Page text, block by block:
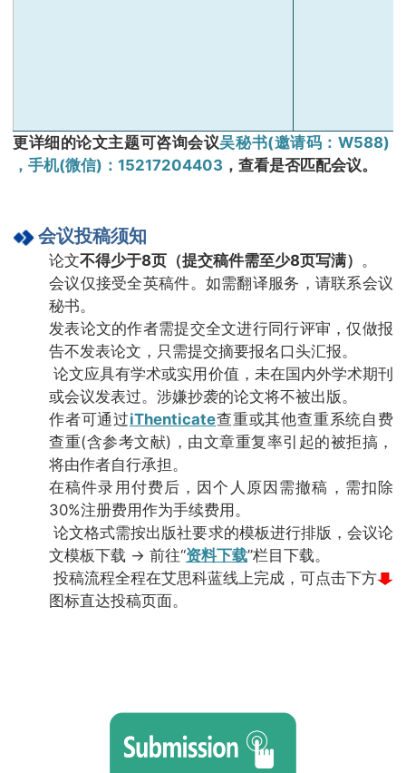
更详细的论文主题可咨询会议吴秘书(邀请码：W588)
，手机(微信)：15217204403 ，查看是否匹配会议。
会议投稿须知
论文不得少于8页（提交稿件需至少8页写满） 。
会议仅接受全英稿件。如需翻译服务，请联系会议
秘书。
发表论文的作者需提交全文进行同行评审，仅做报
告不发表论文，只需提交摘要报名口头汇报。
论文应具有学术或实用价值，未在国内外学术期刊
或会议发表过。涉嫌抄袭的论文将不被出版。
作者可通过iThenticate查重或其他查重系统自费
查重(含参考文献)，由文章重复率引起的被拒搞，
将由作者自行承担。
在稿件录用付费后，因个人原因需撤稿，需扣除
30%注册费用作为手续费用。
论文格式需按出版社要求的模板进行排版，会议论
文模板下载 → 前往“资料下载”栏目下载。
投稿流程全程在艾思科蓝线上完成，可点击下方
图标直达投稿页面。